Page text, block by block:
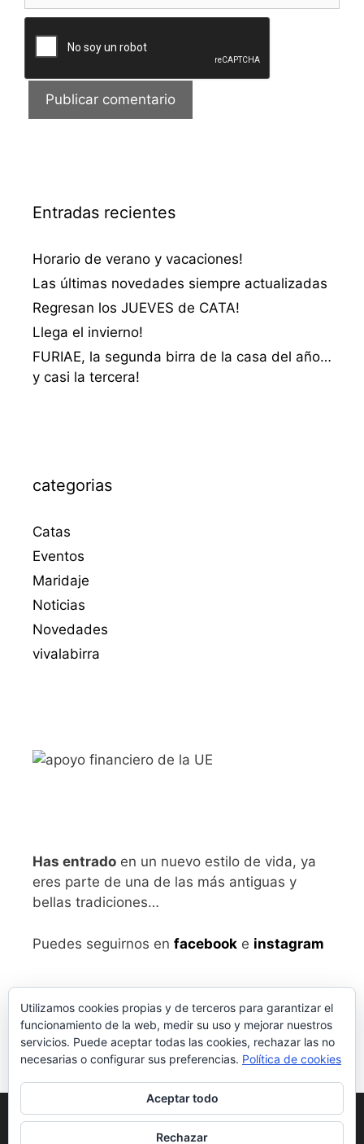
Entradas recientes
Horario de verano y vacaciones!
Las últimas novedades siempre actualizadas
Regresan los JUEVES de CATA!
Llega el invierno!
FURIAE, la segunda birra de la casa del año…
y casi la tercera!
categorias
Catas
Eventos
Maridaje
Noticias
Novedades
vivalabirra
Has entrado en un nuevo estilo de vida, ya
eres parte de una de las más antiguas y
bellas tradiciones…
Puedes seguirnos en facebook e instagram
Aviso legaly Política de Privacidad
Utilizamos cookies propias y de terceros para garantizar el
funcionamiento de la web, medir su uso y mejorar nuestros
servicios. Puede aceptar todas las cookies, rechazar las no
necesarias o configurar sus preferencias. Política de cookies
Aceptar todo
Rechazar